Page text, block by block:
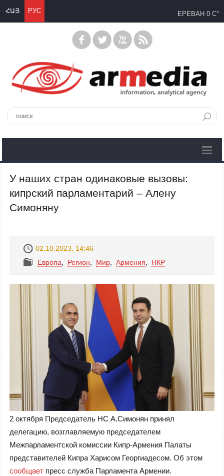
ՀԱՅ РУС ЕРЕВАН 0 C°
У наших стран одинаковые вызовы:
кипрский парламентарий – Алену
Симоняну
02.10.2023, 14:46
Европа
Регион Mир Армения НКР
2 октября Председатель НС А.Симонян принял
делегацию, возглавляемую председателем
Межпарламентской комиссии Кипр-Армения Палаты
представителей Кипра Харисом Георгиадесом. Об этом
сообщает пресс служба Парламента Армении.